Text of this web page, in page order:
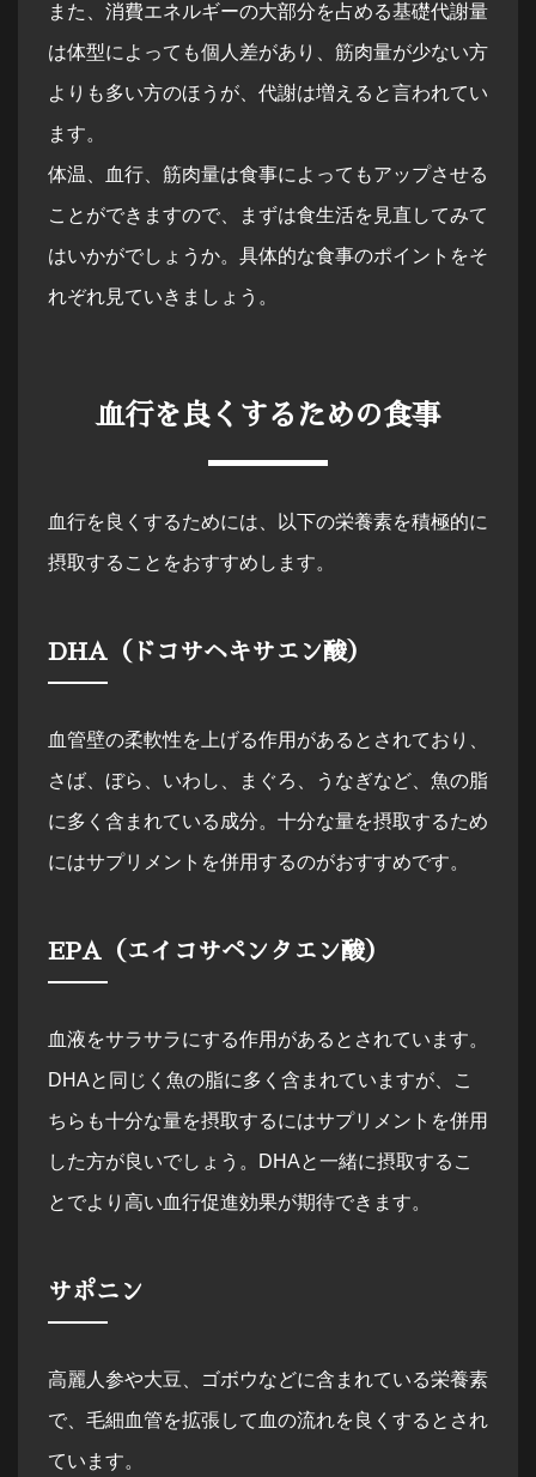
また、消費エネルギーの大部分を占める基礎代謝量
は体型によっても個人差があり、筋肉量が少ない方
よりも多い方のほうが、代謝は増えると言われてい
ます。
体温、血行、筋肉量は食事によってもアップさせる
ことができますので、まずは食生活を見直してみて
はいかがでしょうか。具体的な食事のポイントをそ
れぞれ見ていきましょう。
血行を良くするための食事
血行を良くするためには、以下の栄養素を積極的に
摂取することをおすすめします。
DHA（ドコサヘキサエン酸）
血管壁の柔軟性を上げる作用があるとされており、
さば、ぼら、いわし、まぐろ、うなぎなど、魚の脂
に多く含まれている成分。十分な量を摂取するため
にはサプリメントを併用するのがおすすめです。
EPA（エイコサペンタエン酸）
血液をサラサラにする作用があるとされています。
DHAと同じく魚の脂に多く含まれていますが、こ
ちらも十分な量を摂取するにはサプリメントを併用
した方が良いでしょう。DHAと一緒に摂取するこ
とでより高い血行促進効果が期待できます。
サポニン
高麗人参や大豆、ゴボウなどに含まれている栄養素
で、毛細血管を拡張して血の流れを良くするとされ
ています。